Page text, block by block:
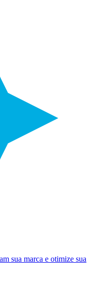
sua marca e otimize sua